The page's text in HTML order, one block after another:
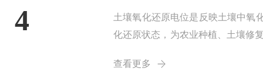
4
土壤氧化还原电位是反映土壤中氧
化还原状态，为农业种植、土壤修
差；参比电极...
查看更多